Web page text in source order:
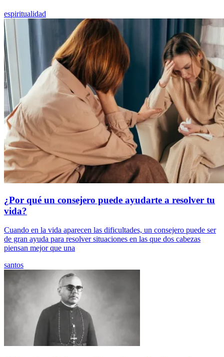
espiritualidad
¿Por qué un consejero puede ayudarte a resolver tu
vida?
Cuando en la vida aparecen las dificultades, un consejero puede ser
de gran ayuda para resolver situaciones en las que dos cabezas
piensan mejor que una
santos